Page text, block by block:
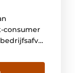
consumer
van de